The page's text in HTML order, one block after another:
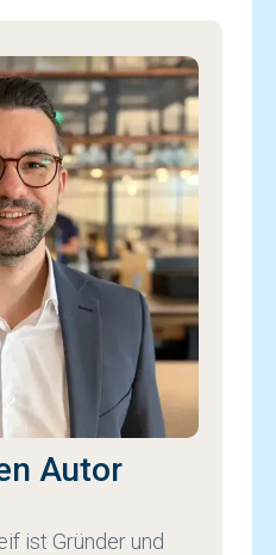
Autor
ist Gründer und